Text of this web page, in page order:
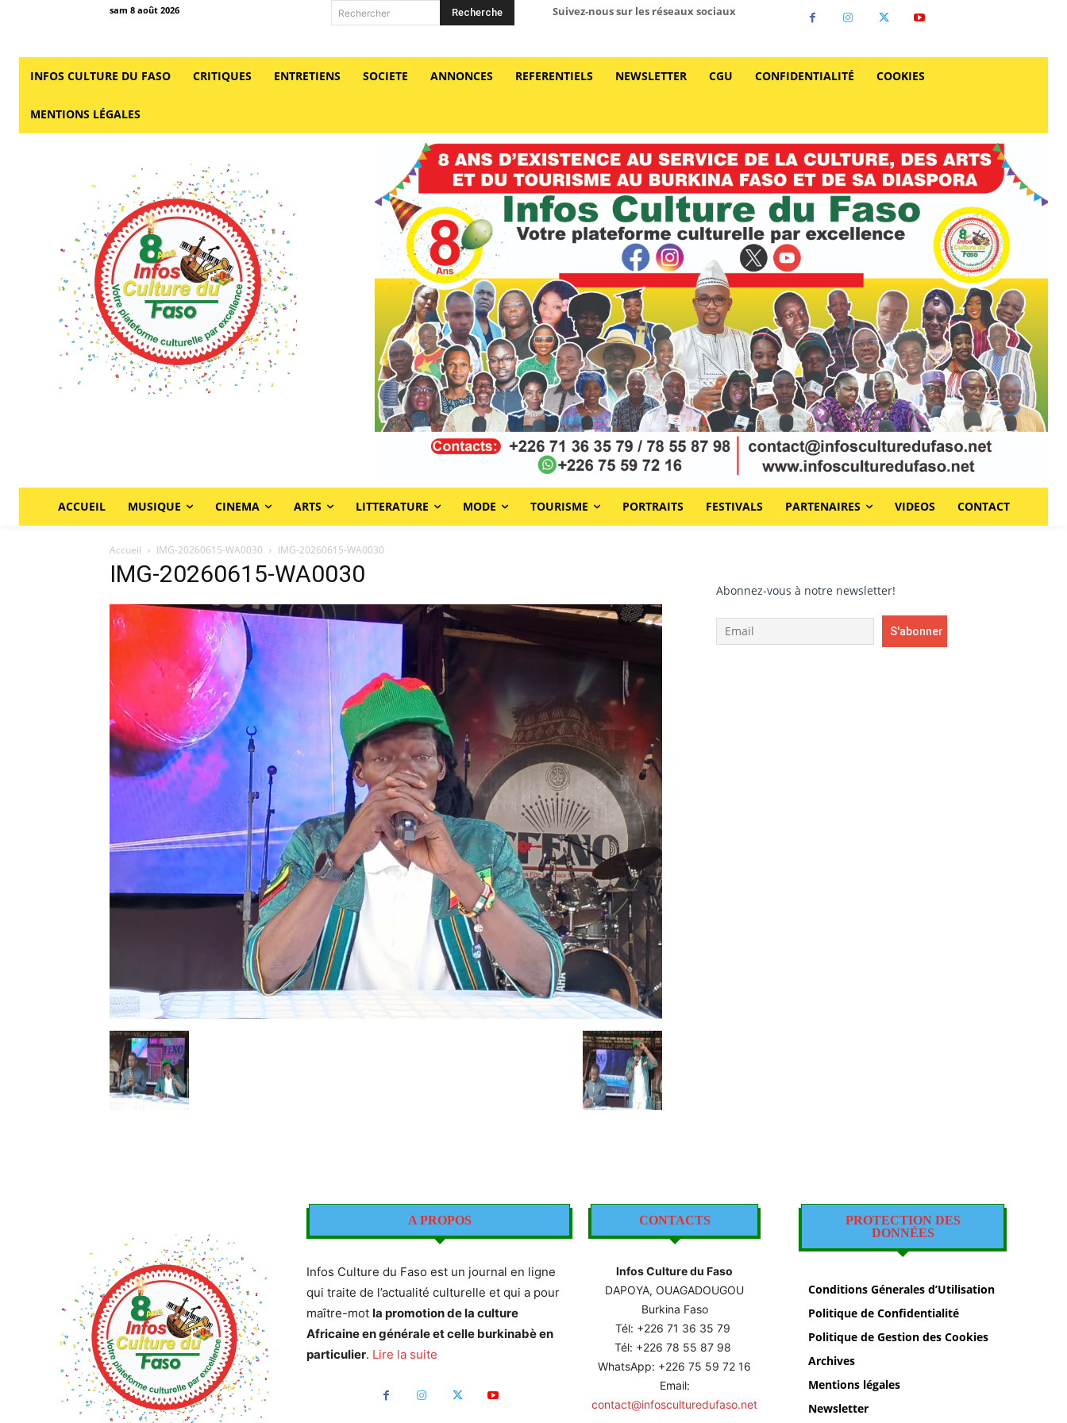
sam 8 août 2026 Rechercher Recherche Suivez-nous sur les réseaux sociaux
INFOS CULTURE DU FASO CRITIQUES ENTRETIENS SOCIETE ANNONCES REFERENTIELS NEWSLETTER CGU CONFIDENTIALITÉ COOKIES
MENTIONS LÉGALES
ACCUEIL MUSIQUE CINEMA ARTS LITTERATURE MODE TOURISME PORTRAITS FESTIVALS PARTENAIRES VIDEOS CONTACT
Accueil IMG-20260615-WA0030 IMG-20260615-WA0030
IMG-20260615-WA0030
Abonnez-vous à notre newsletter!
A PROPOS
Infos Culture du Faso est un journal en ligne
qui traite de l’actualité culturelle et qui a pour
maître-mot la promotion de la culture
Africaine en générale et celle burkinabè en
particulier. Lire la suite
CONTACTS
Infos Culture du Faso
DAPOYA, OUAGADOUGOU
Burkina Faso
Tél: +22671 36 35 79
Tél: +226 78 55 87 98
WhatsApp: +226 75 59 72 16
Email:
contact@infosculturedufaso.net
PROTECTION DES
DONNÉES
Conditions Génerales d’Utilisation
Politique de Confidentialité
Politique de Gestion des Cookies
Archives
Mentions légales
Newsletter